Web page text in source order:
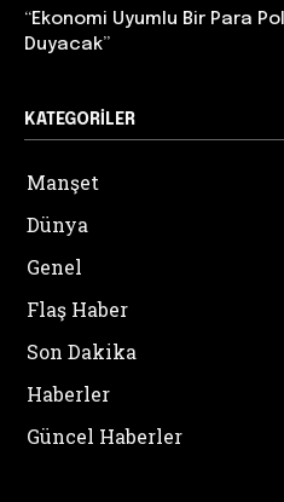
“Ekonomi Uyumlu Bir Para
Duyacak”
KATEGORILER
Manşet
Dünya
Genel
Flaş Haber
Son Dakika
Haberler
Güncel Haberler